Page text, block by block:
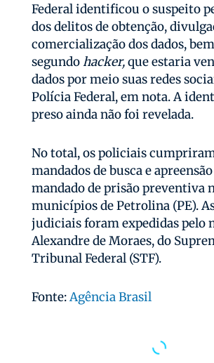
Federal identificou o suspeito
dos delitos de obtenção,
comercialização dos dados,
segundohacker,que estaria
dados por meio suas redes
Polícia Federal, em nota. A
preso ainda não foi revelada.
No total, os policiais
mandados de busca e
mandado de prisão preventiva
municípios de Petrolina (PE).
judiciais foram expedidas pelo
Alexandre de Moraes, do
Tribunal Federal (STF).
Fonte:Agência Brasil